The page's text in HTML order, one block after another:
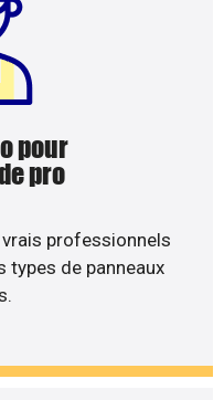
pour
pro
professionnels
de panneaux